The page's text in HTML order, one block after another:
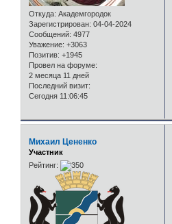
Откуда: Академгородок
Зарегистрирован: 04-04-2024
Сообщений: 4977
Уважение: +3063
Позитив: +1945
Провел на форуме:
2 месяца 11 дней
Последний визит:
Сегодня 11:06:45
Михаил Цененко
Участник
Рейтинг: